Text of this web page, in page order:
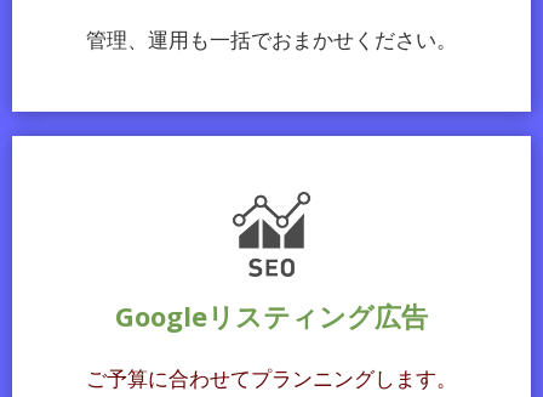
降、Windows 10 のセキュリティ更新プログラムやテクニ
インスタグラムやX(エックス)などのSNSを活用するための
素材づくりにお困りではありませんか？ 静止画から動きの
ある動画を作成したり、音楽をつけたりするサポートを行
管理、運用も一括でおまかせください。
Googleリスティング広告
ご予算に合わせてプランニングします。